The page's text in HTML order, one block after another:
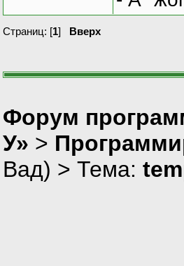
Страниц: [1] Вверх
Форум
У» >
Вад) > Тема: